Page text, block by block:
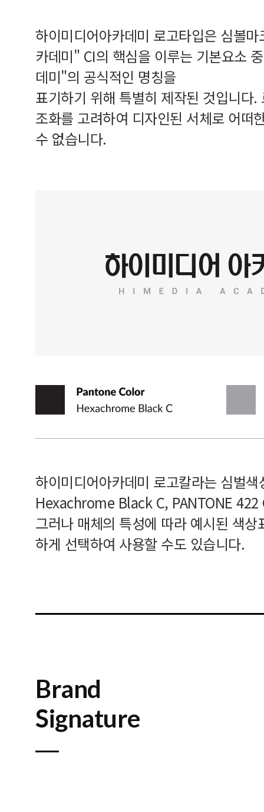
하이미디어아카데미 로고타입은 심볼
카데미" CI의 핵심을 이루는 기본요소
데미"의 공식적인 명칭을
표기하기 위해 특별히 제작된 것입니다
조화를 고려하여 디자인된 서체로 어떠
수 없습니다.
하이미디어아카데미 로고칼라는 심벌
Hexachrome Black C, PANTONE 422
그러나 매체의 특성에 따라 예시된 색
하게 선택하여 사용할 수도 있습니다.
Brand
Signature